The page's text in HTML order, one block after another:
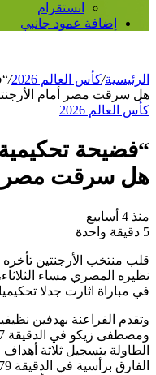
انستقرام
إضافة عمود جانبي
الرئيسية/كأس العالم 2026 /
هل سرقت مصر أمام
كأس العالم 2026
هل سرقت مصر
منذ 4 أسابيع
5 دقيقة واحدة
في مباراة اثارت جدلا
الطاولة بتسجيل ثلاثة